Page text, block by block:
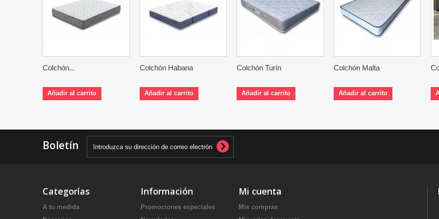
Colchón...
Añadir al carrito
Colchón Habana
Añadir al carrito
Colchón Turín
Añadir al carrito
Colchón Malta
Añadir al carrito
Boletín
Categorías
A tu medida
Información
Promociones especiales
Mi cuenta
Mis compras